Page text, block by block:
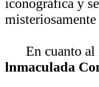
iconográfica y
En cuanto al
lnmaculada